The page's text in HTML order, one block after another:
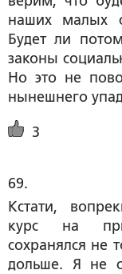
наших малых
Будет ли
законы
Но это не
нынешнего
3
69.
Кстати,
курс на
сохранялся не
дольше. Я не